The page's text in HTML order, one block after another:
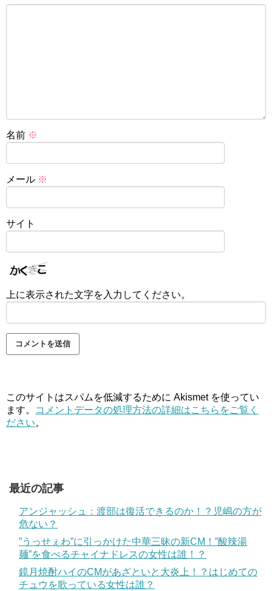
名前 ※
メール ※
サイト
上に表示された文字を入力してください。
このサイトはスパムを低減するために Akismet を使ってい
ます。
コメントデータの処理方法の詳細はこちらをご覧く
ださい。
最近の記事
アンジャッシュ：渡部は復活できるのか！？児嶋の方が
危ない？
”うっせぇわ”に引っかけた中華三昧の新CM！”酸辣湯
麺”を食べるチャイナドレスの女性は誰！？
鏡月焼酎ハイのCMがあざといと大炎上！？はじめての
チュウを歌っている女性は誰？